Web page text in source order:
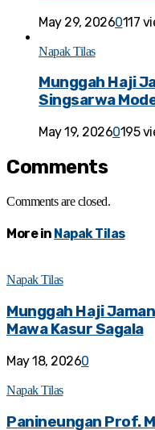
May 29, 20260117
Napak Tilas
Munggah Haji
Singsarwa
May 19, 20260195
Comments
Comments are closed.
More in Napak Tilas
Napak Tilas
Munggah Haji
Mawa Kasur Sagala
May 18, 20260
Napak Tilas
Panineungan Prof.